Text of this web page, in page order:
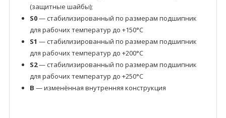
(защитные шайбы);
S0— стабилизированный по размерам подшипник
для рабочих температур до +150°C
S1 — стабилизированный по размерам подшипник
для рабочих температур до +200°C
S2— стабилизированный по размерам подшипник
для рабочих температур до +250°C
B — изменённая внутренняя конструкция